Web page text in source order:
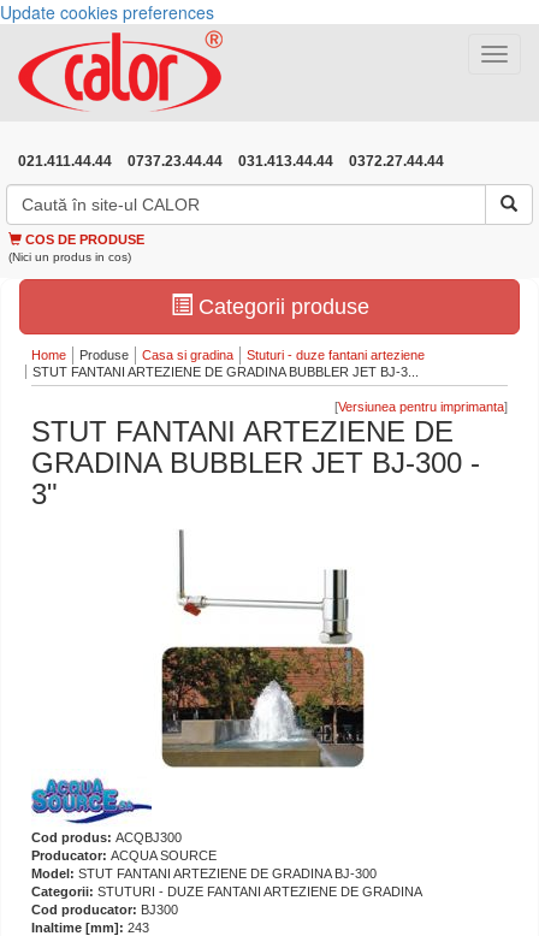
Update cookies preferences
Toggle
021.411.44.44 0737.23.44.44 031.413.44.44 0372.27.44.44
COS DE PRODUSE
(Nici un produs in cos)
Categorii produse
Home Produse Casa si gradina
Stuturi - duze fantani arteziene
STUT FANTANI ARTEZIENE DE GRADINA BUBBLER JET BJ-3...
[ ]
STUT FANTANI ARTEZIENE DE
GRADINA BUBBLER JET BJ-300 -
3"
Cod produs: ACQBJ300
Producator: ACQUA SOURCE
Model: STUT FANTANI ARTEZIENE DE GRADINA BJ-300
Categorii: STUTURI - DUZE FANTANI ARTEZIENE DE GRADINA
Cod producator: BJ300
Inaltime [mm]: 243